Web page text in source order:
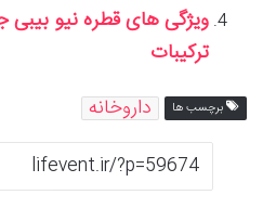
ویژگی های قطره نیو بیبی
ترکیبات
برچسب ها داروخانه